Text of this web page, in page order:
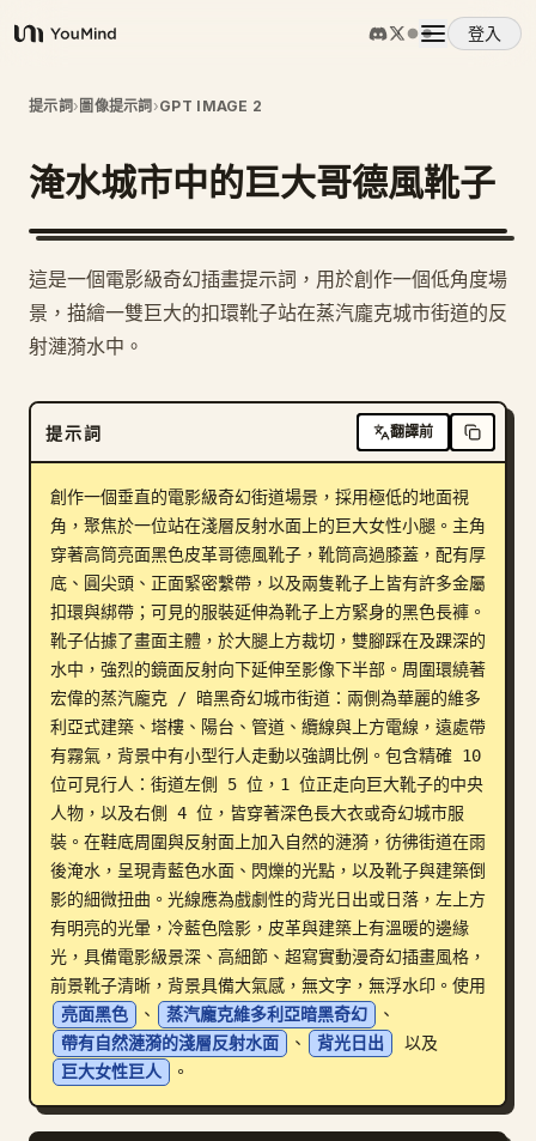
YouMind
登入
概覽
使用案例
提示詞
定價
下載
部落格
更新
提示詞› 圖像提示詞 ›GPT IMAGE 2
淹水城市中的巨大哥德風靴子
這是一個電影級奇幻插畫提示詞，用於創作一個低角度場
景，描繪一雙巨大的扣環靴子站在蒸汽龐克城市街道的反
射漣漪水中。
提示詞 翻譯前
創作一個垂直的電影級奇幻街道場景，採用極低的地面視
角，聚焦於一位站在淺層反射水面上的巨大女性小腿。主角
穿著高筒亮面黑色皮革哥德風靴子，靴筒高過膝蓋，配有厚
底、圓尖頭、正面緊密繫帶，以及兩隻靴子上皆有許多金屬
扣環與綁帶；可見的服裝延伸為靴子上方緊身的黑色長褲。
靴子佔據了畫面主體，於大腿上方裁切，雙腳踩在及踝深的
水中，強烈的鏡面反射向下延伸至影像下半部。周圍環繞著
宏偉的蒸汽龐克 / 暗黑奇幻城市街道：兩側為華麗的維多
利亞式建築、塔樓、陽台、管道、纜線與上方電線，遠處帶
有霧氣，背景中有小型行人走動以強調比例。包含精確 10
位可見行人：街道左側 5 位，1 位正走向巨大靴子的中央
人物，以及右側 4 位，皆穿著深色長大衣或奇幻城市服
裝。在鞋底周圍與反射面上加入自然的漣漪，彷彿街道在雨
後淹水，呈現青藍色水面、閃爍的光點，以及靴子與建築倒
影的細微扭曲。光線應為戲劇性的背光日出或日落，左上方
有明亮的光暈，冷藍色陰影，皮革與建築上有溫暖的邊緣
光，具備電影級景深、高細節、超寫實動漫奇幻插畫風格，
亮面黑色
、 蒸汽龐克維多利亞暗黑奇幻
、
帶有自然漣漪的淺層反射水面
、 背光日出
以及
巨大女性巨人
。